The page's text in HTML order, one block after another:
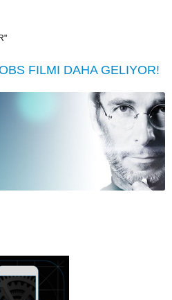
FILMI DAHA GELIYOR!